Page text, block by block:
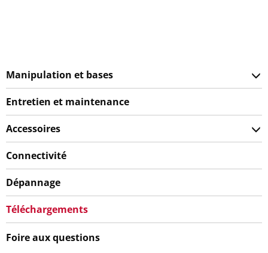
Manipulation et bases
Entretien et maintenance
Accessoires
Connectivité
Dépannage
Téléchargements
Foire aux questions